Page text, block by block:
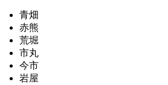
青畑
赤熊
荒堀
市丸
今市
岩屋